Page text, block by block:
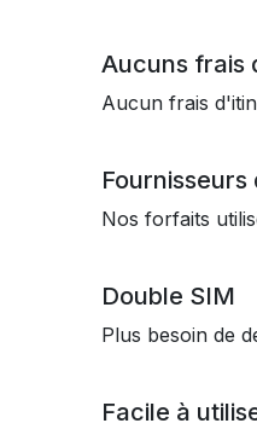
Aucuns frais
Aucun frais
Nos forfaits
Double SIM
Plus besoin de
Facile à